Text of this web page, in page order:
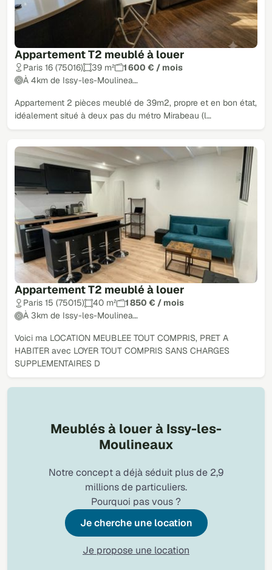
Appartement T2 meublé à louer
Paris 16 (75016) 39 m²
1 600 € / mois
À 4km de Issy-les-Moulinea…
Appartement 2 pièces meublé de 39m2, propre et en bon état,
idéalement situé à deux pas du métro Mirabeau (l…
Appartement T2 meublé à louer
Paris 15 (75015) 40 m²
1 850 € / mois
À 3km de Issy-les-Moulinea…
Voici ma LOCATION MEUBLEE TOUT COMPRIS, PRET A
HABITER avec LOYER TOUT COMPRIS SANS CHARGES
SUPPLEMENTAIRES D
Meublés à louer à Issy-les-
Moulineaux
Notre concept a déjà séduit plus de 2,9
millions de particuliers.
Pourquoi pas vous ?
Je cherche une location
Je propose une location